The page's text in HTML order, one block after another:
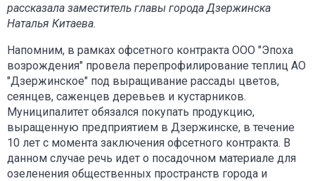
рассказала заместитель главы города Дзержинска
Наталья Китаева.
Напомним, в рамках офсетного контракта ООО "Эпоха
возрождения" провела перепрофилирование теплиц АО
"Дзержинское" под выращивание рассады цветов,
сеянцев, саженцев деревьев и кустарников.
Муниципалитет обязался покупать продукцию,
выращенную предприятием в Дзержинске, в течение
10 лет с момента заключения офсетного контракта. В
данном случае речь идет о посадочном материале для
озеленения общественных пространств города и